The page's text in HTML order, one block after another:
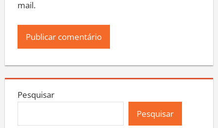
mail.
Pesquisar
Pesquisar